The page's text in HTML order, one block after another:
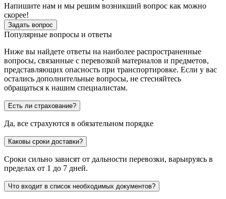
Напишите нам и мы решим возникший вопрос как можно
скорее!
Задать вопрос
Популярные вопросы и ответы
Ниже вы найдете ответы на наиболее распространенные
вопросы, связанные с перевозкой материалов и предметов,
представляющих опасность при транспортировке. Если у вас
остались дополнительные вопросы, не стесняйтесь
обращаться к нашим специалистам.
Есть ли страхование?
Да, все страхуются в обязательном порядке
Каковы сроки доставки?
Сроки сильно зависят от дальности перевозки, варьируясь в
пределах от 1 до 7 дней.
Что входит в список необходимых документов?